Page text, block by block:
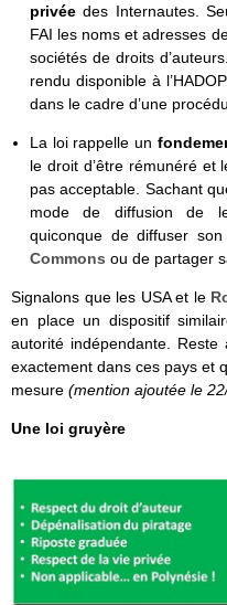
privéedes Internautes.
FAI les noms et adresses
sociétés de droits
rendu disponible à
dans le cadre d’une
La loi rappelle un
le droit d’être rémunéré et
pas acceptable. Sachant
mode de diffusion de
quiconque de diffuser
Commons ou de partager
Signalons que les USA et le
en place un dispositif
autorité indépendante.
exactement dans ces pays et
mesure (mention ajoutée le
Une loi gruyère